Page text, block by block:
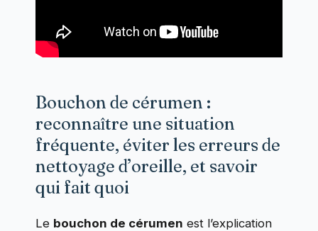
Bouchon de cérumen :
reconnaître une situation
fréquente, éviter les erreurs de
nettoyage d’oreille, et savoir
qui fait quoi
Le bouchon de cérumen est l’explication